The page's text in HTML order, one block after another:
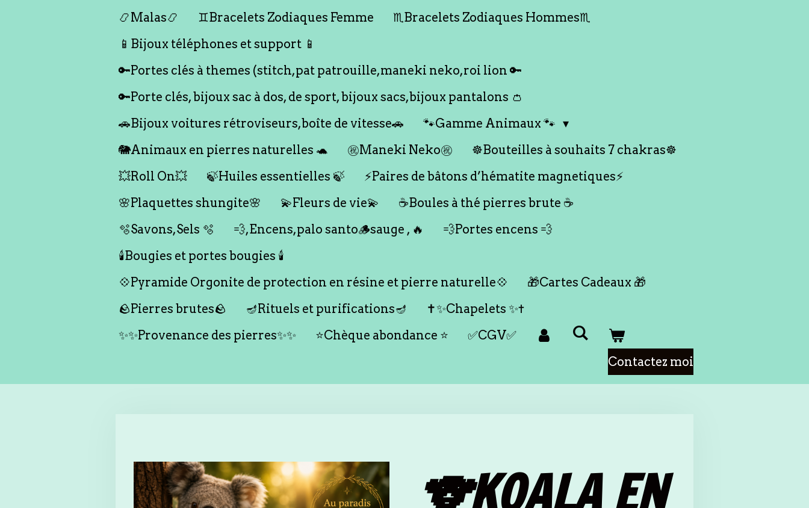
📿Malas📿
♊️Bracelets Zodiaques Femme
♏️Bracelets Zodiaques Hommes♏️
📱Bijoux téléphones et support 📱
🔑Portes clés à themes (stitch,pat patrouille,maneki neko,roi lion 🔑
🔑Porte clés, bijoux sac à dos, de sport, bijoux sacs,bijoux pantalons 👛
🚗Bijoux voitures rétroviseurs,boîte de vitesse🚗
🐾Gamme Animaux 🐾
🐘Animaux en pierres naturelles 🐢
㊗️Maneki Neko㊗️
☸️Bouteilles à souhaits 7 chakras☸️
💥Roll On💥
🍃Huiles essentielles 🍃
⚡️Paires de bâtons d’hématite magnetiques⚡️
🌸Plaquettes shungite🌸
💫Fleurs de vie💫
☕️Boules à thé pierres brute ☕️
🫧Savons,Sels 🫧
💨,Encens,palo santo🪵sauge , 🔥
💨Portes encens 💨
🕯️Bougies et portes bougies 🕯️
💠Pyramide Orgonite de protection en résine et pierre naturelle💠
🎁Cartes Cadeaux 🎁
🪨Pierres brutes🪨
🪔Rituels et purifications🪔
✝️✨Chapelets ✨✝️
✨✨Provenance des pierres✨✨
⭐️Chèque abondance ⭐️
✅CGV✅
Contactez moi
🐨KOALA EN